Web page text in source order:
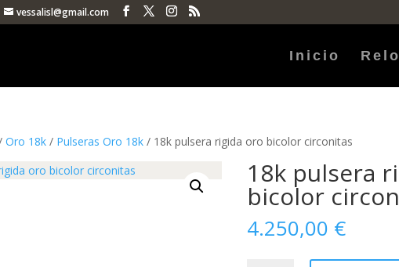
vessalisl@gmail.com
Inicio
Oro 18k / Pulseras Oro 18k / 18k pulsera rigida oro bicolor circonitas
18k pulsera
bicolor
4.250,00 €